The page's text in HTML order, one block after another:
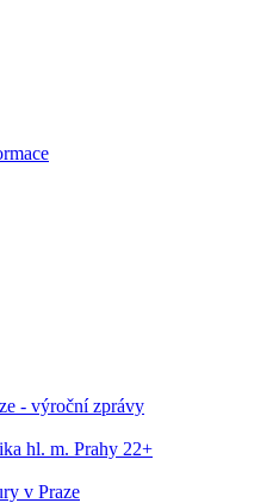
- výroční zprávy
hl. m. Prahy 22+
v Praze